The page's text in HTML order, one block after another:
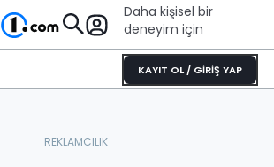
Daha kişisel bir
deneyim için
KAYIT OL / GİRİŞ YAP